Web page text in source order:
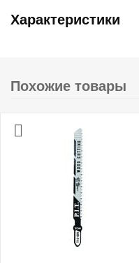
Характеристики
Похожие товары